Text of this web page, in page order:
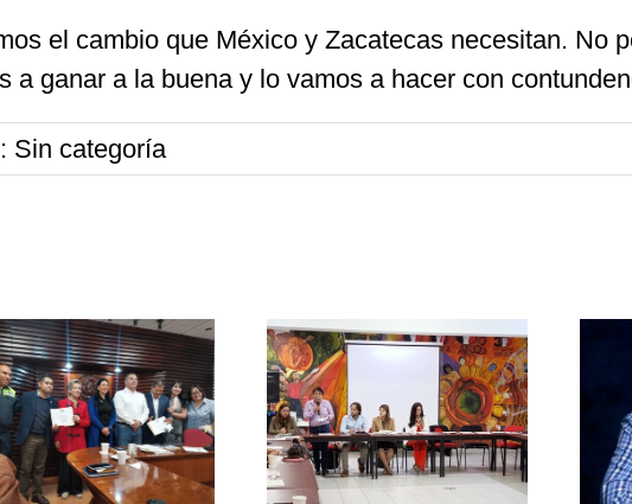
el cambio que México y Zacatecas necesitan. No
a ganar a la buena y lo vamos a hacer con
Sin categoría